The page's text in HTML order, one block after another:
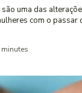
uma das
com o passar
minutes